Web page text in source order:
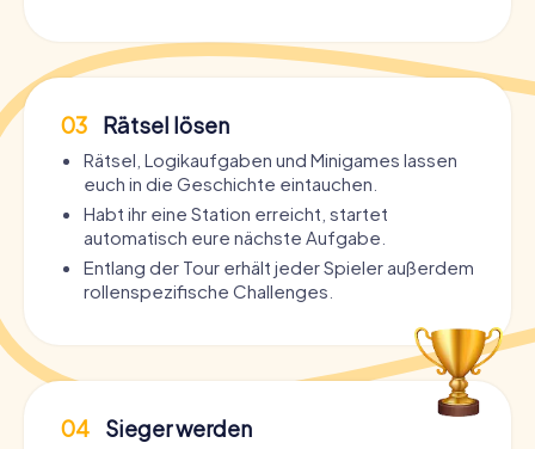
03 Rätsel lösen
Rätsel, Logikaufgaben und Minigames lassen
euch in die Geschichte eintauchen.
Habt ihr eine Station erreicht, startet
automatisch eure nächste Aufgabe.
Entlang der Tour erhält jeder Spieler außerdem
rollenspezifische Challenges.
04 Sieger werden